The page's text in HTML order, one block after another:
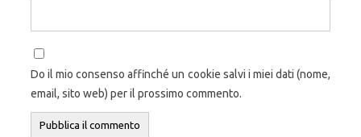
Do il mio consenso affinché un cookie salvi i miei dati (nome,
email, sito web) per il prossimo commento.